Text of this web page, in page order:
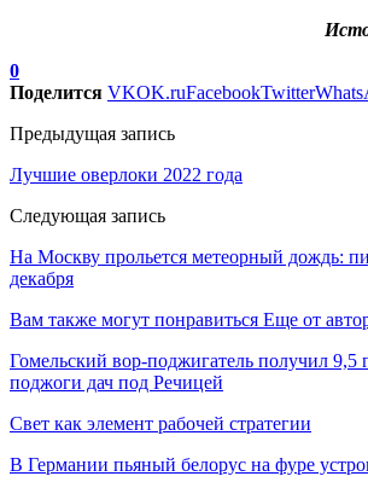
0
Поделится VKOK.ruFacebookTwitter
Предыдущая запись
Лучшие оверлоки 2022 года
Следующая запись
На Москву прольется метеорный дождь:
декабря
Вам также могут понравиться Еще от
Гомельский вор-поджигатель получил 9,5
поджоги дач под Речицей
Свет как элемент рабочей стратегии
В Германии пьяный белорус на фуре